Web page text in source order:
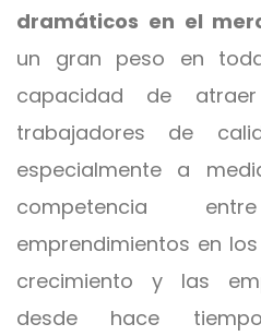
dramáticos en el
un gran peso en
capacidad de
trabajadores de
especialmente a
competencia
emprendimientos en
crecimiento y las
desde hace